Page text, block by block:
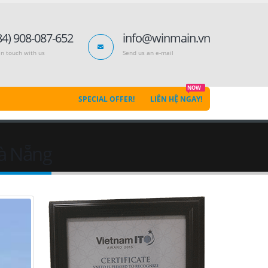
908-087-652
touch with us
info@winmain.vn
Send us an e-mail
SPECIAL OFFER! LIÊN HỆ NGAY!
NOW